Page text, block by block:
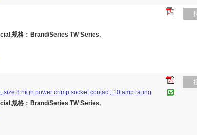
规格：Brand/Series TW Series,
size 8 high power crimp socket contact, 10 amp rating
规格：Brand/Series TW Series,